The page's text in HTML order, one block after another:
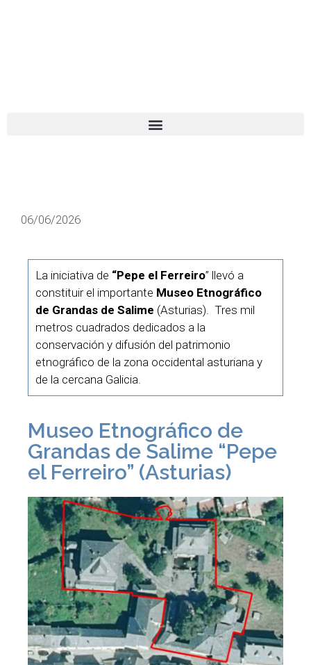
06/06/2026
La iniciativa de “Pepe el Ferreiro” llevó a
constituir el importante Museo Etnográfico
de Grandas de Salime (Asturias). Tres mil
metros cuadrados dedicados a la
conservación y difusión del patrimonio
etnográfico de la zona occidental asturiana y
de la cercana Galicia.
Museo Etnográfico de
Grandas de Salime “Pepe
el Ferreiro” (Asturias)